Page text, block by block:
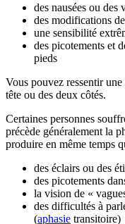
des nausées ou des
des modifications
une sensibilité
des picotements et
pieds
Vous pouvez ressentir
tête ou des deux côtés.
Certaines personnes
précède généralement la
produire en même temps
des éclairs ou des
des picotements
la vision de «
des difficultés à
(aphasie transitoire)